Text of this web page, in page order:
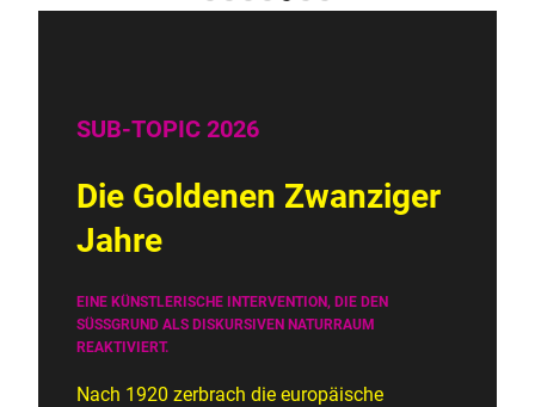
SUB-TOPIC 2026
Die Goldenen Zwanziger
Jahre
EINE KÜNSTLERISCHE INTERVENTION, DIE DEN
SÜSSGRUND ALS DISKURSIVEN NATURRAUM R
EAKTIVIERT.
Nach 1920 zerbrach die europäische